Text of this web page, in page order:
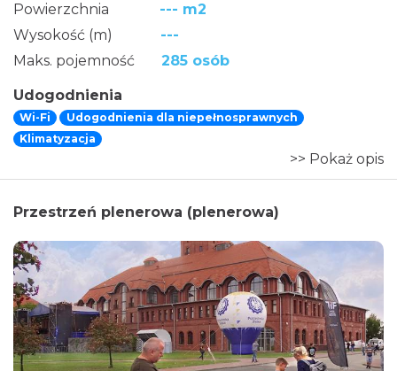
Powierzchnia
--- m2
Wysokość (m)
---
Maks. pojemność
285 osób
Udogodnienia
Wi-Fi
Udogodnienia dla niepełnosprawnych
Klimatyzacja
>> Pokaż opis
Przestrzeń plenerowa (plenerowa)